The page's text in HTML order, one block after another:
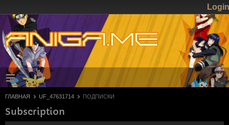
Login
ГЛАВНАЯ UF_47631714 ПОДПИСКИ
Subscription